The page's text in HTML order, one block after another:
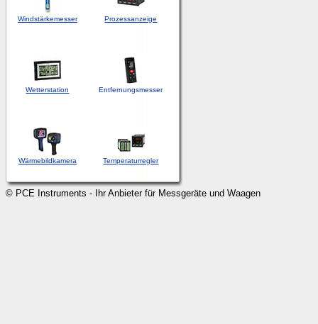
Windstärkemesser Prozessanzeige
Wetterstation Entfernungsmesser
Wärmebildkamera Temperaturregler
© PCE Instruments - Ihr Anbieter für Messgeräte und Waagen